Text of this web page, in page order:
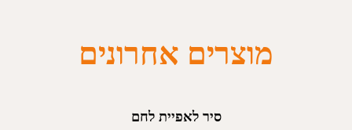
מוצרים אחרונים
סיר לאפיית לחם